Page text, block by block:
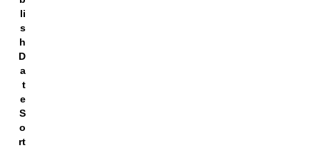
li
s
h
D
a
t
e
S
o
rt